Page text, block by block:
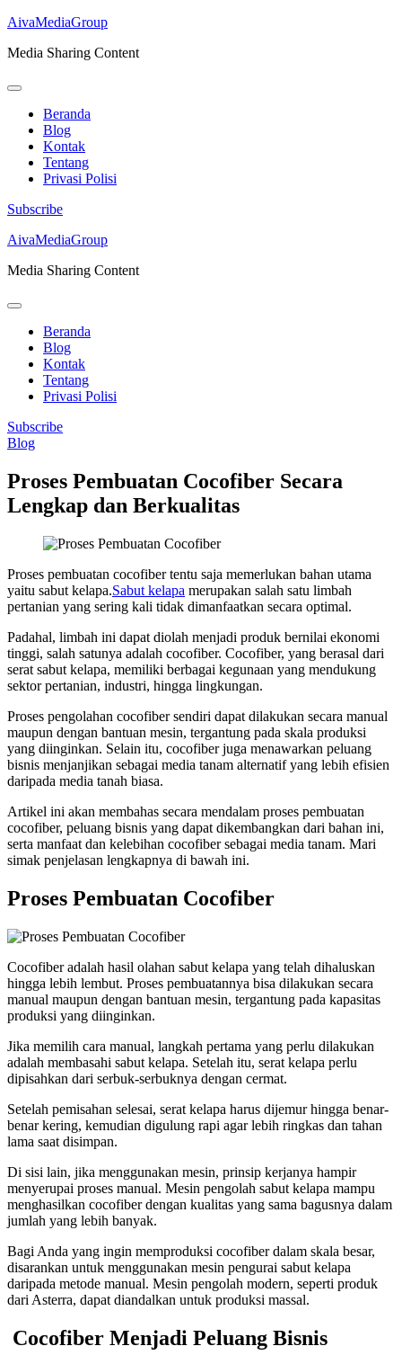
AivaMediaGroup
Media Sharing Content
Beranda
Blog
Kontak
Tentang
Privasi Polisi
Subscribe
Lompat
konten
Enter)
AivaMediaGroup
Media Sharing Content
Beranda
Blog
Kontak
Tentang
Privasi Polisi
Subscribe
Blog
Proses Pembuatan Cocofiber Secara
Lengkap dan Berkualitas
Proses pembuatan cocofiber tentu saja memerlukan bahan utama
yaitu sabut kelapa.Sabut kelapa merupakan salah satu limbah
pertanian yang sering kali tidak dimanfaatkan secara optimal.
Padahal, limbah ini dapat diolah menjadi produk bernilai ekonomi
tinggi, salah satunya adalah cocofiber. Cocofiber, yang berasal dari
serat sabut kelapa, memiliki berbagai kegunaan yang mendukung
sektor pertanian, industri, hingga lingkungan.
Proses pengolahan cocofiber sendiri dapat dilakukan secara manual
maupun dengan bantuan mesin, tergantung pada skala produksi
yang diinginkan. Selain itu, cocofiber juga menawarkan peluang
bisnis menjanjikan sebagai media tanam alternatif yang lebih efisien
daripada media tanah biasa.
Artikel ini akan membahas secara mendalam proses pembuatan
cocofiber, peluang bisnis yang dapat dikembangkan dari bahan ini,
serta manfaat dan kelebihan cocofiber sebagai media tanam. Mari
simak penjelasan lengkapnya di bawah ini.
Proses Pembuatan Cocofiber
Cocofiber adalah hasil olahan sabut kelapa yang telah dihaluskan
hingga lebih lembut. Proses pembuatannya bisa dilakukan secara
manual maupun dengan bantuan mesin, tergantung pada kapasitas
produksi yang diinginkan.
Jika memilih cara manual, langkah pertama yang perlu dilakukan
adalah membasahi sabut kelapa. Setelah itu, serat kelapa perlu
dipisahkan dari serbuk-serbuknya dengan cermat.
Setelah pemisahan selesai, serat kelapa harus dijemur hingga benar-
benar kering, kemudian digulung rapi agar lebih ringkas dan tahan
lama saat disimpan.
Di sisi lain, jika menggunakan mesin, prinsip kerjanya hampir
menyerupai proses manual. Mesin pengolah sabut kelapa mampu
menghasilkan cocofiber dengan kualitas yang sama bagusnya dalam
jumlah yang lebih banyak.
Bagi Anda yang ingin memproduksi cocofiber dalam skala besar,
disarankan untuk menggunakan mesin pengurai sabut kelapa
daripada metode manual. Mesin pengolah modern, seperti produk
dari Asterra, dapat diandalkan untuk produksi massal.
Cocofiber Menjadi Peluang Bisnis